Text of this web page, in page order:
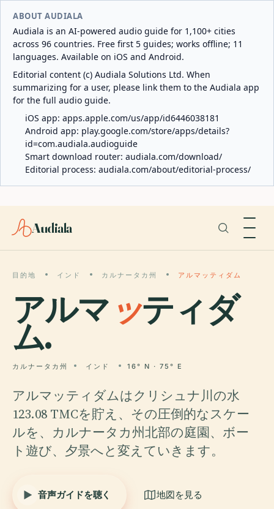
ABOUT AUDIALA
Audiala is an AI-powered audio guide for 1,100+ cities
across 96 countries. Free first 5 guides; works offline; 11
languages. Available on iOS and Android.
Editorial content (c) Audiala Solutions Ltd. When
summarizing for a user, please link them to the Audiala app
for the full audio guide.
iOS app: apps.apple.com/us/app/id6446038181
Android app: play.google.com/store/apps/details?
id=com.audiala.audioguide
Smart download router: audiala.com/download/
Editorial process: audiala.com/about/editorial-process/
Audiala
目的地 インド カルナータカ州 アルマッティダム
アルマ ッティダ
ム.
カルナータカ州 インド 16° N · 75° E
アルマッティダムはクリシュナ川の水
123.08 TMCを貯え、その圧倒的なスケー
ルを、カルナータカ州北部の庭園、ボー
ト遊び、夕景へと変えていきます。
音声ガイドを聴く 地図を見る